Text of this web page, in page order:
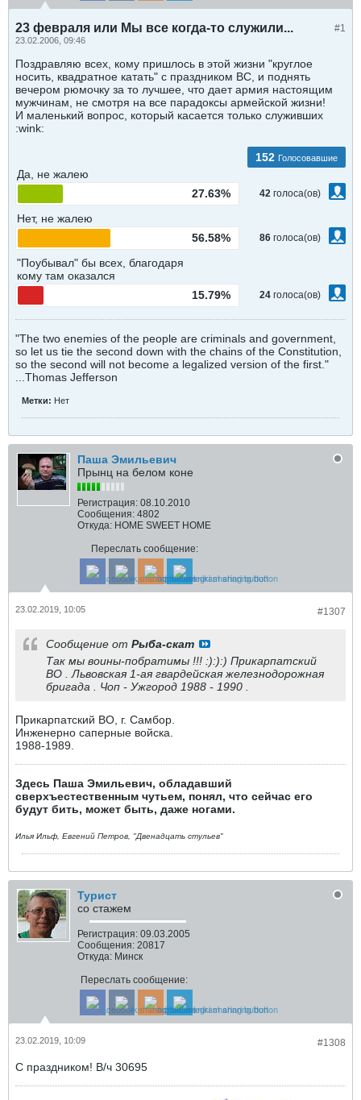
#1
23 февраля или Мы все когда-то служили...
23.02.2006, 09:46
Поздравляю всех, кому пришлось в этой жизни "круглое
носить, квадратное катать" с праздником ВС, и поднять
вечером рюмочку за то лучшее, что дает армия настоящим
мужчинам, не смотря на все парадоксы армейской жизни!
И маленький вопрос, который касается только служивших
:wink:
152 Голосовавшие
Да, не жалею
27.63%
42 голоса(ов)
Нет, не жалею
56.58%
86 голоса(ов)
"Поубывал" бы всех, благодаря
кому там оказался
15.79%
24 голоса(ов)
"The two enemies of the people are criminals and government,
so let us tie the second down with the chains of the Constitution,
so the second will not become a legalized version of the first."
...Thomas Jefferson
Метки: Нет
Паша Эмильевич
Прынц на белом коне
Регистрация: 08.10.2010
Сообщения: 4802
Откуда: HOME SWEET HOME
Переслать сообщение:
#1307
23.02.2019, 10:05
Сообщение от Рыба-скат
Так мы воины-побратимы !!! :):):) Прикарпатский
ВО . Львовская 1-ая гвардейская железнодорожная
бригада . Чоп - Ужгород 1988 - 1990 .
Прикарпатский ВО, г. Самбор.
Инженерно саперные войска.
1988-1989.
Здесь Паша Эмильевич, обладавший
сверхъестественным чутьем, понял, что сейчас его
будут бить, может быть, даже ногами.
Илья Ильф, Евгений Петров, "Двенадцать стульев"
Турист
со стажем
Регистрация: 09.03.2005
Сообщения: 20817
Откуда: Минск
Переслать сообщение:
#1308
23.02.2019, 10:09
С праздником! В/ч 30695